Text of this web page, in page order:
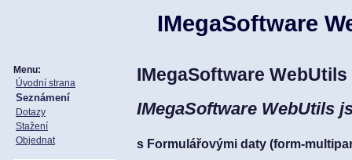
IMegaSoftware
Menu:
Úvodní strana
Seznámení
Dotazy
Stažení
Objednat
IMegaSoftware WebUtils
IMegaSoftware WebUtils
s Formulářovými daty (form-